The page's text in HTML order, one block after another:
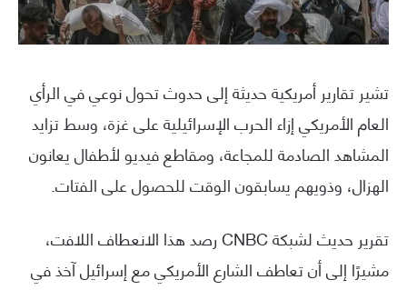
تشير تقارير أمريكية حديثة إلى حدوث تحول نوعي في الرأي
العام الأمريكي إزاء الحرب الإسرائيلية على غزة، وسط تزايد
المشاهد الصادمة للمجاعة، ومقاطع فيديو لأطفال يعانون
الهزال، وذويهم يسابقون الوقت للحصول على الفتات.
تقرير حديث لشبكة CNBC رصد هذا الانعطاف اللافت،
مشيرًا إلى أن تعاطف الشارع الأمريكي مع إسرائيل آخذ في